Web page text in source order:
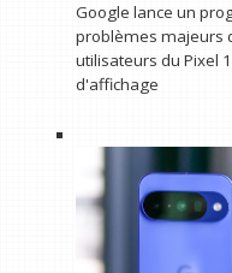
Google lance un
problèmes majeurs
utilisateurs du Pixel
d'affichage